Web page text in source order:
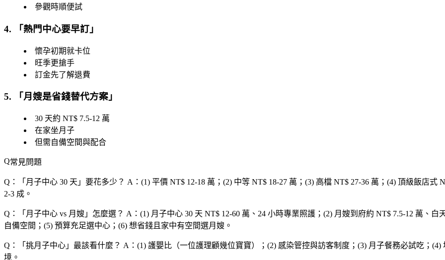
參觀時順便試
4. 「熱門中心要早訂 」
懷孕初期就卡位
旺季更搶手
訂金先了解退費
5. 「月嫂是省錢替代方案 」
30 天約 NT$ 7.5-12 萬
在家坐月子
但需自備空間與配合
常見問題
Q：「 月子中心 30 天 」要花多少？ A：(1) 平價 NT$ 12-18 萬；(2) 中等 NT$ 18-27 萬；(3) 高檔 NT$ 27-36 萬；(4) 頂級飯店
2-3 成。
Q：「 月子中心 vs 月嫂 」怎麼選？ A：(1) 月子中心 30 天 NT$ 12-60 萬、24 小時專業照護；(2) 月嫂到府約 NT$ 7.5-12 萬、
自備空間；(5) 預算充足選中心；(6) 想省錢且家中有空間選月嫂。
Q：「 挑月子中心 」最該看什麼？ A：(1) 護嬰比（一位護理顧幾位寶寶）；(2) 感染管控與訪客制度；(3) 月子餐務必試吃；
境。